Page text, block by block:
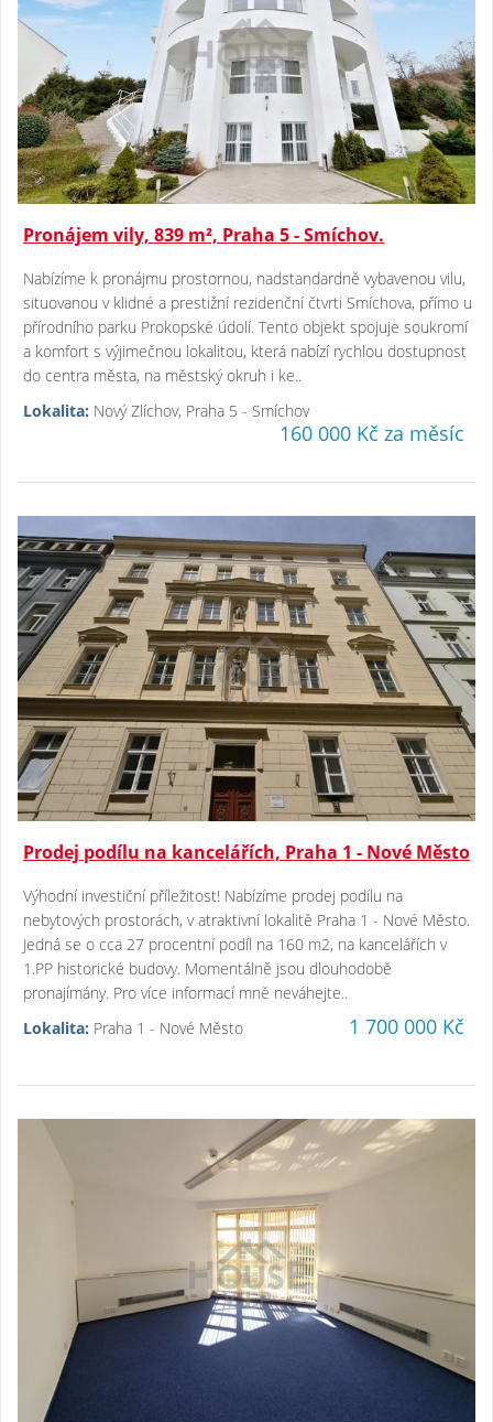
Pronájem vily, 839 m², Praha 5 - Smíchov.
Nabízíme k pronájmu prostornou, nadstandardně vybavenou vilu,
situovanou v klidné a prestižní rezidenční čtvrti Smíchova, přímo u
přírodního parku Prokopské údolí. Tento objekt spojuje soukromí
a komfort s výjimečnou lokalitou, která nabízí rychlou dostupnost
do centra města, na městský okruh i ke..
Lokalita: Nový Zlíchov, Praha 5 - Smíchov
160 000 Kč za měsíc
Prodej podílu na kancelářích, Praha 1 - Nové Město
Výhodní investiční příležitost! Nabízíme prodej podílu na
nebytových prostorách, v atraktivní lokalitě Praha 1 - Nové Město.
Jedná se o cca 27 procentní podíl na 160 m2, na kancelářích v
1.PP historické budovy. Momentálně jsou dlouhodobě
pronajímány. Pro více informací mně neváhejte..
Lokalita: Praha 1 - Nové Město 1 700 000 Kč